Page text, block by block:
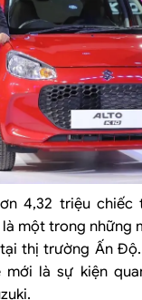
4,32 triệu chiếc
một trong những
thị trường Ấn
mới là sự kiện